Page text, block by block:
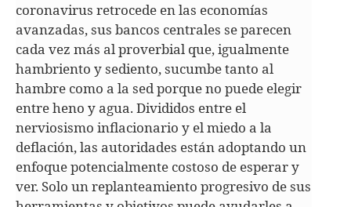
coronavirus retrocede en las economías
avanzadas, sus bancos centrales se parecen
cada vez más al proverbial que, igualmente
hambriento y sediento, sucumbe tanto al
hambre como a la sed porque no puede elegir
entre heno y agua. Divididos entre el
nerviosismo inflacionario y el miedo a la
deflación, las autoridades están adoptando un
enfoque potencialmente costoso de esperar y
ver. Solo un replanteamiento progresivo de sus